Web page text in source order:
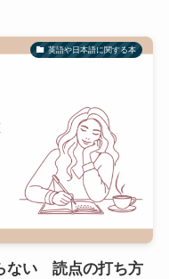
英語や日本語に関する本
ない 読点の打ち方